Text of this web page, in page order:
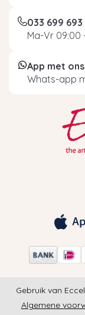
033 699 693
Ma-Vr 09:00
App met ons
Whats-app
Gebruik van
Algemene